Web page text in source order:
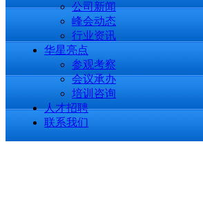
公司新闻
峰会动态
行业资讯
华星亮点
参观考察
会议承办
培训咨询
人才招聘
联系我们